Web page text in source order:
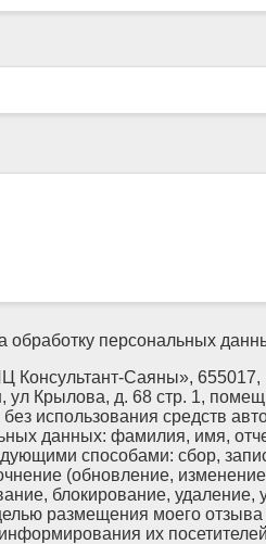
обработку персональных
Саяны», 655017,
ул Крылова, д. 68 стр. 1,
использования средств
данных: фамилия, имя,
способами: сбор,
(обновление,
блокирование, удаление,
размещения моего
их